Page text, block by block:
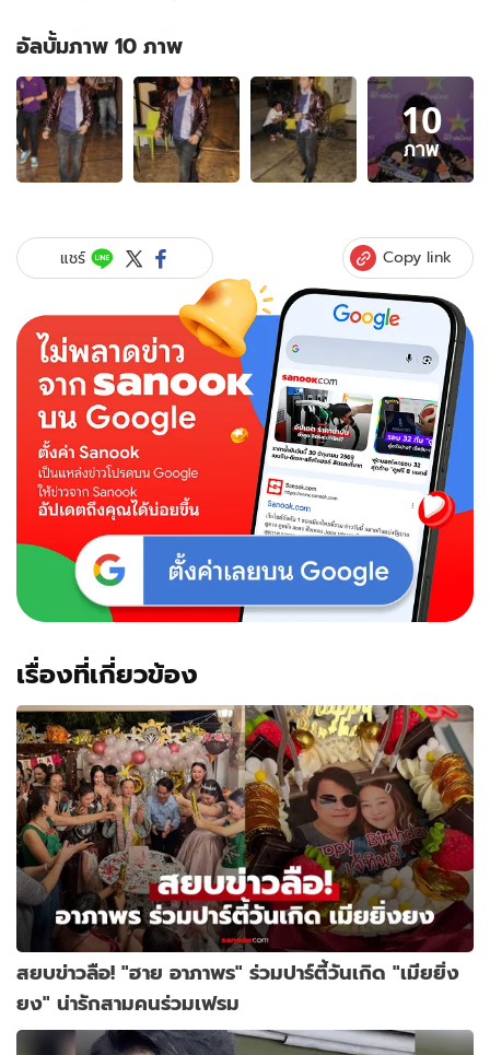
อัลบั้มภาพ 10 ภาพ
อัลบั้ม
ภาพ
10
ภาพ
ของ
“ยิ่ง
ยง”
เลี้ยง
ดู
ลูกสาว
ซึ้ง!!
10
ภาพ
แชร์ Copy link
เรื่องที่เกี่ยวข้อง
สยบข่าวลือ! "ฮาย อาภาพร" ร่วมปาร์ตี้วันเกิด "เมียยิ่ง
ยง" น่ารักสามคนร่วมเฟรม